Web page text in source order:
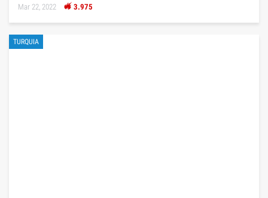
Mar 22, 2022 3.975
TURQUIA